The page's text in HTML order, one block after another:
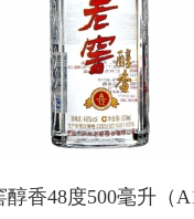
香48度500毫升（